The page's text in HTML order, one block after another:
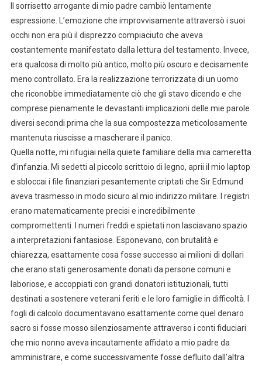
Il sorrisetto arrogante di mio padre cambiò lentamente
espressione. L’emozione che improvvisamente attraversò i suoi
occhi non era più il disprezzo compiaciuto che aveva
costantemente manifestato dalla lettura del testamento. Invece,
era qualcosa di molto più antico, molto più oscuro e decisamente
meno controllato. Era la realizzazione terrorizzata di un uomo
che riconobbe immediatamente ciò che gli stavo dicendo e che
comprese pienamente le devastanti implicazioni delle mie parole
diversi secondi prima che la sua compostezza meticolosamente
mantenuta riuscisse a mascherare il panico.
Quella notte, mi rifugiai nella quiete familiare della mia cameretta
d’infanzia. Mi sedetti al piccolo scrittoio di legno, aprii il mio laptop
e sbloccai i file finanziari pesantemente criptati che Sir Edmund
aveva trasmesso in modo sicuro al mio indirizzo militare. I registri
erano matematicamente precisi e incredibilmente
compromettenti. I numeri freddi e spietati non lasciavano spazio
a interpretazioni fantasiose. Esponevano, con brutalità e
chiarezza, esattamente cosa fosse successo ai milioni di dollari
che erano stati generosamente donati da persone comuni e
laboriose, e accoppiati con grandi donatori istituzionali, tutti
destinati a sostenere veterani feriti e le loro famiglie in difficoltà. I
fogli di calcolo documentavano esattamente come quel denaro
sacro si fosse mosso silenziosamente attraverso i conti fiduciari
che mio nonno aveva incautamente affidato a mio padre da
amministrare, e come successivamente fosse defluito dall’altra